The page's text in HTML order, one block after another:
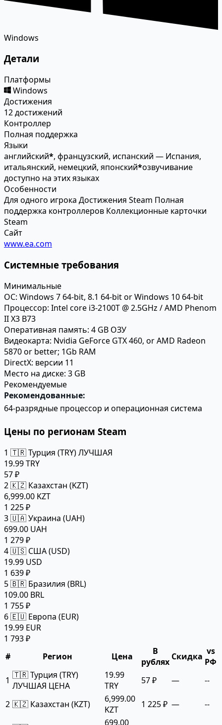
Windows
Детали
Платформы
Windows
Достижения
12 достижений
Контроллер
Полная поддержка
Языки
английский*, французский, испанский — Испания,
итальянский, немецкий, японский*озвучивание
доступно на этих языках
Особенности
Для одного игрока Достижения Steam Полная
поддержка контроллеров Коллекционные карточки
Steam
Сайт
www.ea.com
Системные требования
Минимальные
ОС: Windows 7 64-bit, 8.1 64-bit or Windows 10 64-bit
Процессор: Intel core i3-2100T @ 2.5GHz / AMD Phenom
II X3 B73
Оперативная память: 4 GB ОЗУ
Видеокарта: Nvidia GeForce GTX 460, or AMD Radeon
5870 or better; 1Gb RAM
DirectX: версии 11
Место на диске: 3 GB
Рекомендуемые
Рекомендованные:
64-разрядные процессор и операционная система
Цены по регионам Steam
1 🇹🇷 Турция (TRY)ЛУЧШАЯ
19.99 TRY
57 ₽
2🇰🇿 Казахстан (KZT)
6,999.00 KZT
1 225 ₽
3🇺🇦 Украина (UAH)
699.00 UAH
1 279 ₽
4🇺🇸 США (USD)
19.99 USD
1 639 ₽
5🇧🇷 Бразилия (BRL)
109.00 BRL
1 755 ₽
6🇪🇺 Европа (EUR)
19.99 EUR
1 793 ₽
#
Регион Цена
В
рублях Скидка vs
РФ
1 🇹🇷 Турция (TRY)
ЛУЧШАЯ ЦЕНА
19.99
TRY
57 ₽ — --
2 🇰🇿 Казахстан (KZT)
6,999.00
KZT
1 225 ₽ — --
699.00